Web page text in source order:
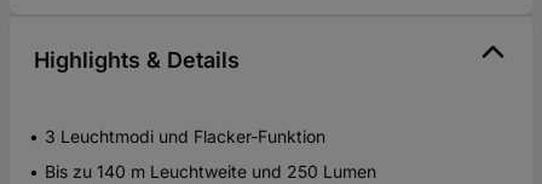
Highlights & Details
3 Leuchtmodi und Flacker-Funktion
Bis zu 140 m Leuchtweite und 250 Lumen